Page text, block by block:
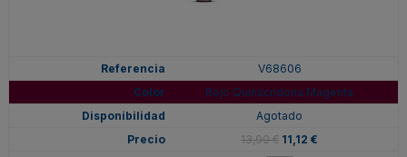
V68606
Rojo Quinacridona Magenta
Agotado
13,90 € 11,12 €